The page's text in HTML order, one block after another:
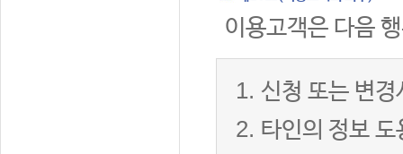
이용고객은 다음
1. 신청 또는 변
2. 타인의 정보 도